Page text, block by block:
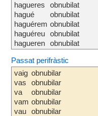
hagueres
hagué
haguérem
haguéreu
hagueren
obnubilat
obnubilat
obnubilat
obnubilat
obnubilat
Passat perifràstic
vaig
vas
va
vam
vau
obnubilar
obnubilar
obnubilar
obnubilar
obnubilar